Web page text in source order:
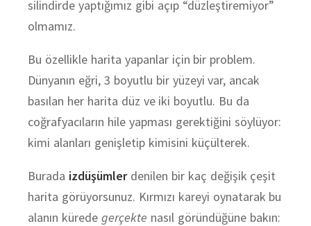
silindirde yaptığımız gibi açıp “düzleştiremiyor”
olmamız.
Bu özellikle harita yapanlar için bir problem.
Dünyanın eğri, 3 boyutlu bir yüzeyi var, ancak
basılan her harita düz ve iki boyutlu. Bu da
coğrafyacıların hile yapması gerektiğini söylüyor:
kimi alanları genişletip kimisini küçülterek.
Burada izdüşümlerdenilen bir kaç değişik çeşit
harita görüyorsunuz. Kırmızı kareyi oynatarak bu
alanın kürede gerçekte nasıl göründüğüne bakın: